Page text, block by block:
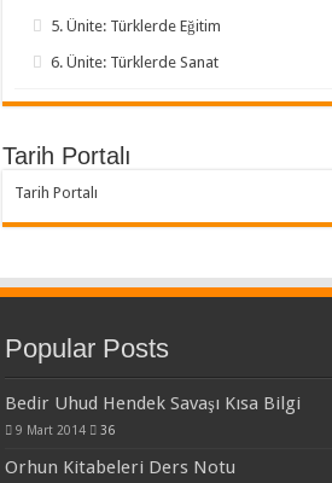
5. Ünite: Türklerde Eğitim
6. Ünite: Türklerde Sanat
Tarih Portalı
Tarih Portalı
Popular Posts
Bedir Uhud Hendek Savaşı Kısa Bilgi
9 Mart 2014 36
Orhun Kitabeleri Ders Notu